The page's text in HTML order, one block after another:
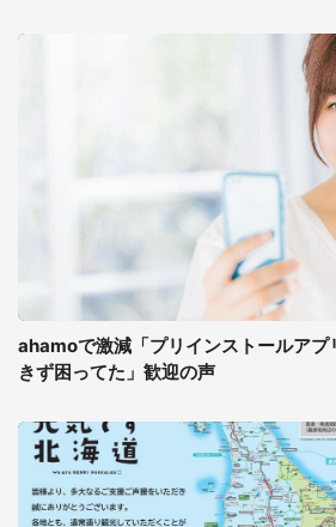
ahamoで激減「プリインストールアプ
きず困ってた」歓迎の声